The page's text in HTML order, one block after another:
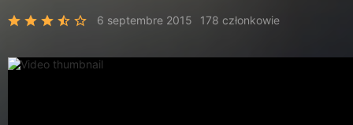
6 septembre 2015 178 członkowie